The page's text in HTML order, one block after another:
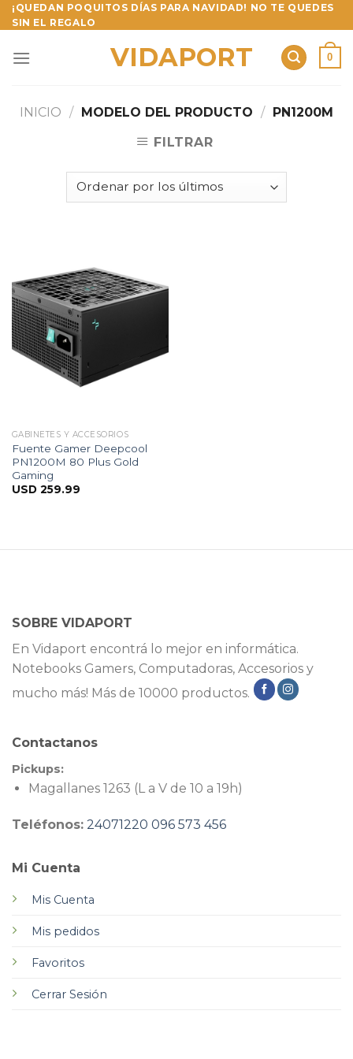
Skip
to
¡QUEDAN POQUITOS DÍAS PARA NAVIDAD! NO TE QUEDES
SIN EL REGALO
VIDAPORT 0
INICIO / MODELO DEL PRODUCTO / PN1200M
FILTRAR
GABINETES Y ACCESORIOS
Fuente Gamer Deepcool
PN1200M 80 Plus Gold
Gaming
USD 259.99
SOBRE VIDAPORT
En Vidaport encontrá lo mejor en informática.
Notebooks Gamers, Computadoras, Accesorios y
mucho más! Más de 10000 productos.
Mi Cuenta
Mis Cuenta
Mis pedidos
Favoritos
Cerrar Sesión
Contactanos
Pickups:
Magallanes 1263 (L a V de 10 a 19h)
Teléfonos: 24071220 096 573 456